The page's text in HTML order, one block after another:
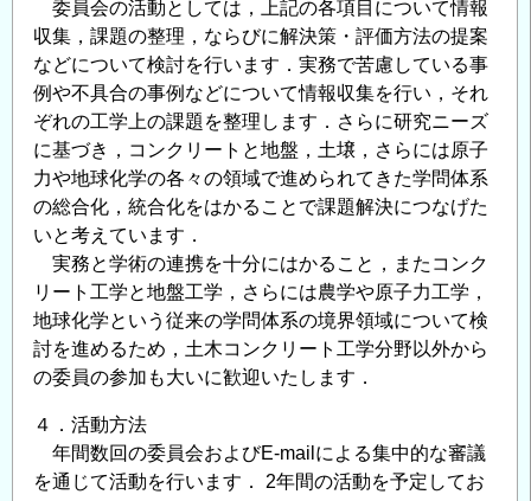
委員会の活動としては，上記の各項目について情報
収集，課題の整理，ならびに解決策・評価方法の提案
などについて検討を行います．実務で苦慮している事
例や不具合の事例などについて情報収集を行い，それ
ぞれの工学上の課題を整理します．さらに研究ニーズ
に基づき，コンクリートと地盤，土壌，さらには原子
力や地球化学の各々の領域で進められてきた学問体系
の総合化，統合化をはかることで課題解決につなげた
いと考えています．
実務と学術の連携を十分にはかること，またコンク
リート工学と地盤工学，さらには農学や原子力工学，
地球化学という従来の学問体系の境界領域について検
討を進めるため，土木コンクリート工学分野以外から
の委員の参加も大いに歓迎いたします．
４．活動方法
年間数回の委員会およびE-mailによる集中的な審議
を通じて活動を行います． 2年間の活動を予定してお